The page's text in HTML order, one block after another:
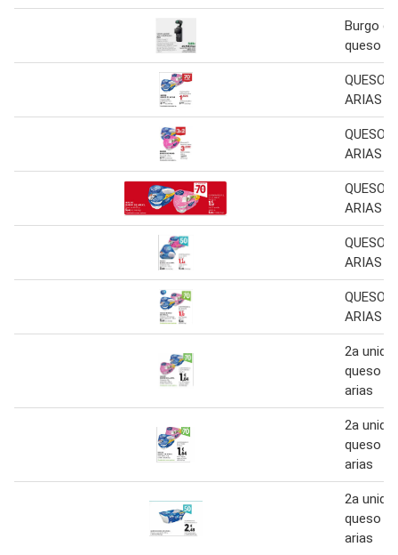
Burgo
queso
QUESO
ARIAS
QUESO
ARIAS
QUESO
ARIAS
QUESO
ARIAS
QUESO
ARIAS
2a
queso
arias
2a
queso
arias
2a
queso
arias